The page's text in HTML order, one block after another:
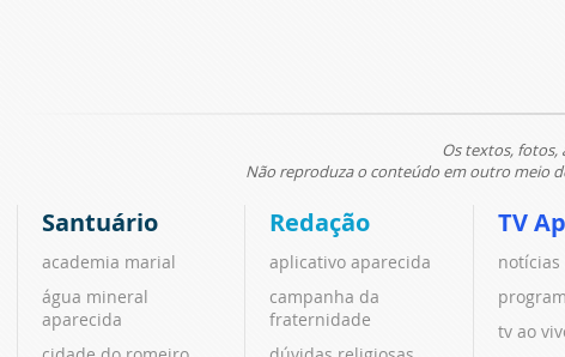
Os textos, fotos,
Não reproduza o conteúdo em outro meio
Santuário
academia marial
água mineral
aparecida
Redação
aplicativo aparecida
campanha da
fraternidade
TV
notícias
tv ao